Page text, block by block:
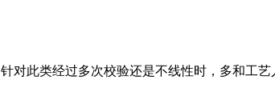
此类经过多次校验还是不线性时，多和工艺